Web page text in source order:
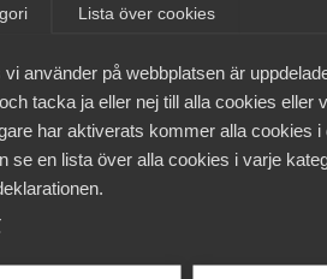
Lista över cookies
använder på webbplatsen är
tacka ja eller nej till alla cookies
har aktiverats kommer alla cookies
se en lista över alla cookies i varje
roll och vill förbereda dig för AI-